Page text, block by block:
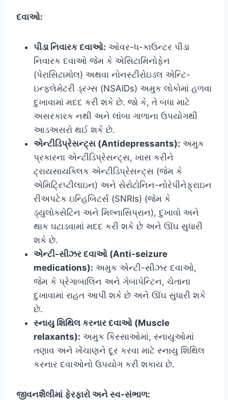
દવાઓ:
પીડા નિવારક દવાઓ: ઓવર-ધ-કાઉન્ટર પીડા
નિવારક દવાઓ જેમ કે એસિટામિનોફેન
(પેરાસિટામોલ) અથવા નોનસ્ટીરોઇડલ એન્ટિ-
ઇન્ફ્લેમેટરી ડ્રગ્સ (NSAIDs) અમુક લોકોમાં હળવા
દુખાવામાં મદદ કરી શકે છે. જો કે, તે બધા માટે
અસરકારક નથી અને લાંબા ગાળાના ઉપયોગથી
આડઅસરો થઈ શકે છે.
એન્ટીડિપ્રેસન્ટ્સ (Antidepressants): અમુક
પ્રકારના એન્ટીડિપ્રેસન્ટ્સ, ખાસ કરીને
ટ્રાયસાયક્લિક એન્ટીડિપ્રેસન્ટ્સ (જેમ કે
એમિટ્રિપ્ટીલાઇન) અને સેરોટોનિન-નોરેપીનેફ્રાઇન
રીઅપટેક ઇન્હિબિટર્સ (SNRIs) (જેમ કે
ડ્યુલોક્સેટિન અને મિલ્નાસિપ્રાન), દુખાવો અને
થાક ઘટાડવામાં મદદ કરી શકે છે અને ઊંઘ સુધારી
શકે છે.
એન્ટી-સીઝર દવાઓ (Anti-seizure
medications): અમુક એન્ટી-સીઝર દવાઓ,
જેમ કે પ્રેગાબાલિન અને ગેબાપેન્ટિન, ચેતાના
દુખાવામાં રાહત આપી શકે છે અને ઊંઘ સુધારી શકે
છે.
સ્નાયુ શિથિલ કરનાર દવાઓ (Muscle
relaxants): અમુક કિસ્સાઓમાં, સ્નાયુઓમાં
તણાવ અને ખેંચાણને દૂર કરવા માટે સ્નાયુ શિથિલ
કરનાર દવાઓનો ઉપયોગ કરી શકાય છે.
જીવનશૈલીમાં ફેરફારો અને સ્વ-સંભાળ: